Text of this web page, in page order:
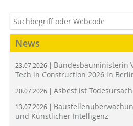
News
23.07.2026 | Bundesbauministerin
Tech in Construction 2026 in
20.07.2026 | Asbest ist
13.07.2026 |
und Künstlicher Intelligenz